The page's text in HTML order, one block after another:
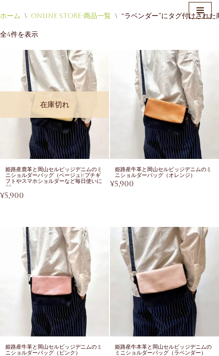
ン
ッ
ホーム \ Online Store-商品一覧 \ “ラベンダー”にタグ付けされた
全4件を表示
在庫切れ
姫路産鹿革と岡山セルビッジデニムのミ
ニショルダーバッグ（ベージュ)/プチギ
フトやスマホショルダーなど毎日使いに
^^
¥5,900
姫路産牛革と岡山セルビッジデニムのミ
ニショルダーバッグ（オレンジ）
¥5,900
姫路産牛革と岡山セルビッジデニムのミ
ニショルダーバッグ（ピンク）
姫路産牛本革と岡山セルビッジデニムの
ミニショルダーバッグ（ラベンダー）